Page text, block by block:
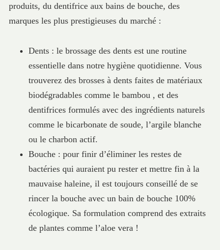
produits, du dentifrice aux bains de bouche, des
marques les plus prestigieuses du marché :
Dents : le brossage des dents est une routine
essentielle dans notre hygiène quotidienne. Vous
trouverez des brosses à dents faites de matériaux
biodégradables comme le bambou , et des
dentifrices formulés avec des ingrédients naturels
comme le bicarbonate de soude, l’argile blanche
ou le charbon actif.
Bouche : pour finir d’éliminer les restes de
bactéries qui auraient pu rester et mettre fin à la
mauvaise haleine, il est toujours conseillé de se
rincer la bouche avec un bain de bouche 100%
écologique. Sa formulation comprend des extraits
de plantes comme l’aloe vera !